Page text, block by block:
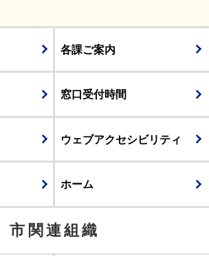
各課ご案内
窓口受付時間
ウェブアクセシビリティ
ホーム
市関連組織